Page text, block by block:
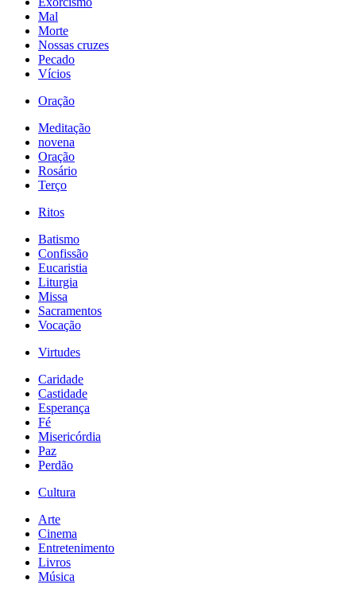
Mal
Morte
Nossas cruzes
Pecado
Vícios
Oração
Meditação
novena
Oração
Rosário
Terço
Ritos
Batismo
Confissão
Eucaristia
Liturgia
Missa
Sacramentos
Vocação
Virtudes
Caridade
Castidade
Esperança
Fé
Misericórdia
Paz
Perdão
Cultura
Arte
Cinema
Entretenimento
Livros
Música